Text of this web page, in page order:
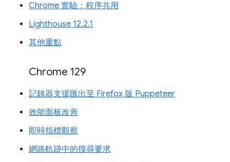
Chrome 實驗：程序共用
Lighthouse 12.2.1
其他重點
Chrome 129
記錄器支援匯出至 Firefox 版 Puppeteer
效能面板改善
即時指標觀察
網路軌跡中的搜尋要求